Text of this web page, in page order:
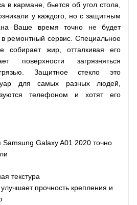
в кармане, бьется об угол стола,
у каждого, но с защитным
Ваше время точно не будет
в ремонтный сервис. Специальное
собирает жир, отталкивая его
поверхности загрязняться
Защитное стекло это
для самых разных людей,
телефоном и хотят его
Galaxy A01 2020 точно
текстура
прочность крепления и